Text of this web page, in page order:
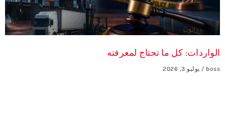
الواردات: كل ما تحتاج لمعرفته
boss يوليو 3, 2026